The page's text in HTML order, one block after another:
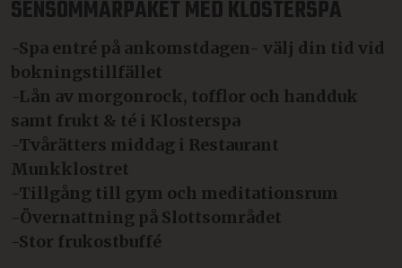
SENSOMMARPAKET MED KLOSTERSPA
-Spa entré på ankomstdagen- välj din tid vid
bokningstillfället
-Lån av morgonrock, tofflor och handduk
samt frukt & té i Klosterspa
-Tvårätters middag i Restaurant
Munkklostret
-Tillgång till gym och meditationsrum
-Övernattning på Slottsområdet
-Stor frukostbuffé